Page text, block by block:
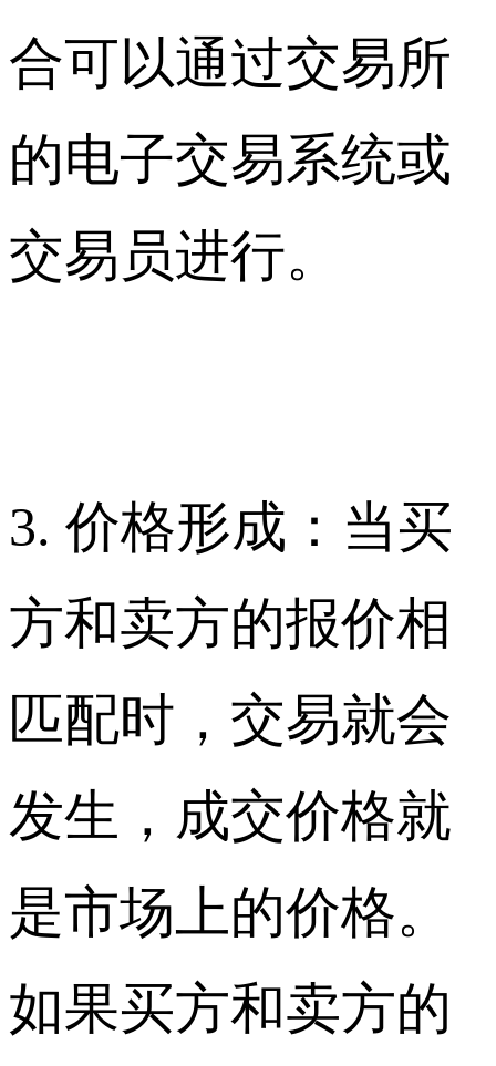
合可以通过交易所
的电子交易系统或
交易员进行。
3. 价格形成：当买
方和卖方的报价相
匹配时，交易就会
发生，成交价格就
是市场上的价格。
如果买方和卖方的